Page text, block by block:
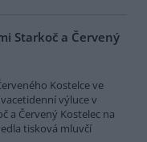
Starkoč a Červený
Kostelce ve
výluce v
a Červený Kostelec na
tisková mluvčí